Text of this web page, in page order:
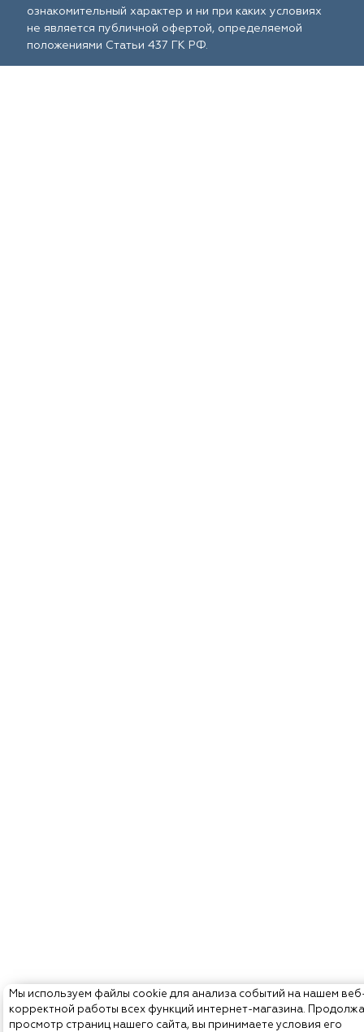
Мы используем файлы cookie для анализа событий на нашем
корректной работы всех функций интернет-магазина.
просмотр страниц нашего сайта, вы принимаете условия его
ознакомительный характер и ни при каких условиях
не является публичной офертой, определяемой
положениями Статьи 437 ГК РФ.